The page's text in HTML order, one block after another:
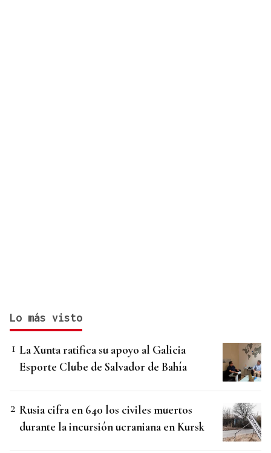
Lo más visto
La Xunta ratifica su apoyo al Galicia
Esporte Clube de Salvador de Bahía
Rusia cifra en 640 los civiles muertos
durante la incursión ucraniana en Kursk